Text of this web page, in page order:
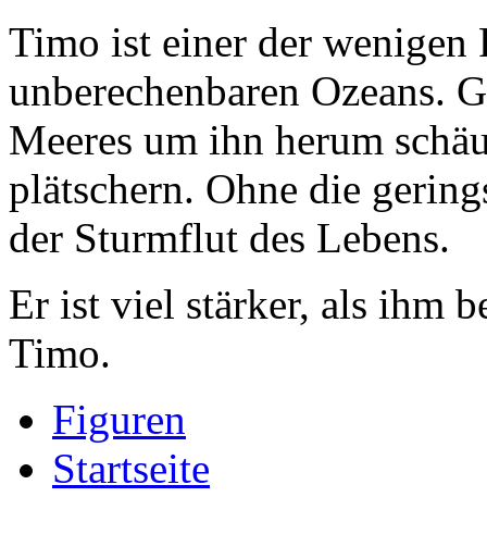
Timo ist einer der wenigen
unberechenbaren Ozeans.
Meeres um ihn herum
plätschern. Ohne die
der Sturmflut des Lebens.
Er ist viel stärker, als ihm
Timo.
Figuren
Startseite